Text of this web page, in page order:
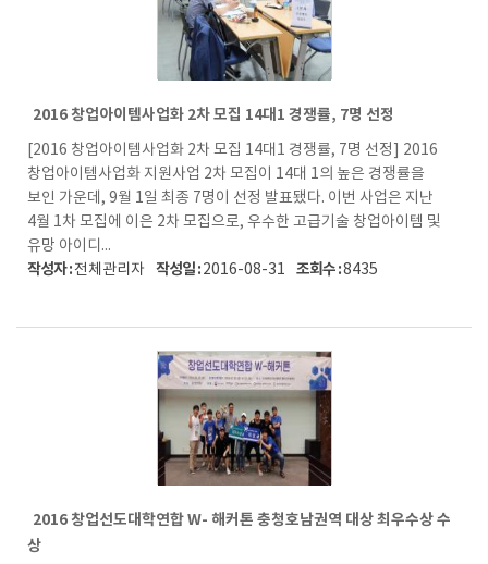
2016 창업아이템사업화 2차 모집 14대1 경쟁률, 7명 선정
[2016 창업아이템사업화 2차 모집 14대1 경쟁률, 7명 선정] 2016
창업아이템사업화 지원사업 2차 모집이 14대 1의 높은 경쟁률을
보인 가운데, 9월 1일 최종 7명이 선정 발표됐다. 이번 사업은 지난
4월 1차 모집에 이은 2차 모집으로, 우수한 고급기술 창업아이템 및
유망 아이디...
작성자 :전체관리자 작성일 :2016-08-31 조회수 :8435
2016 창업선도대학연합 W- 해커톤 충청호남권역 대상 최우수상 수
상